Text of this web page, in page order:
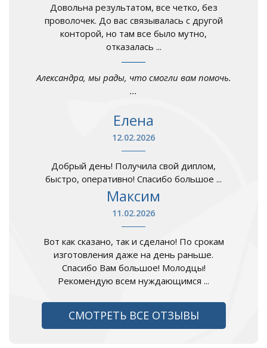
Довольна результатом, все четко, без
проволочек. До вас связывалась с другой
конторой, но там все было мутно,
отказалась ...
Александра, мы рады, что смогли вам помочь.
...
Елена
12.02.2026
Добрый день! Получила свой диплом,
быстро, оперативно! Спасибо большое ...
Максим
11.02.2026
Вот как сказано, так и сделано! По срокам
изготовления даже на день раньше.
Спасибо Вам большое! Молодцы!
Рекомендую всем нуждающимся ...
СМОТРЕТЬ ВСЕ ОТЗЫВЫ